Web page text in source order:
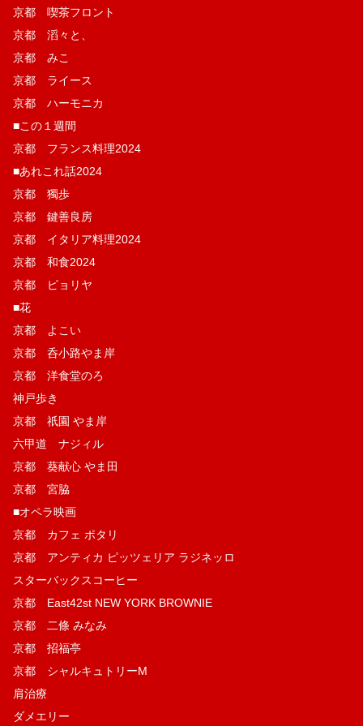
京都 喫茶フロント
京都 滔々と、
京都 みこ
京都 ライース
京都 ハーモニカ
■この１週間
京都 フランス料理2024
■あれこれ話2024
京都 獨歩
京都 鍵善良房
京都 イタリア料理2024
京都 和食2024
京都 ピョリヤ
■花
京都 よこい
京都 呑小路やま岸
京都 洋食堂のろ
神戸歩き
京都 祇園 やま岸
六甲道 ナジィル
京都 葵献心 やま田
京都 宮脇
■オペラ映画
京都 カフェ ポタリ
京都 アンティカ ピッツェリア ラジネッロ
スターバックスコーヒー
京都 East42st NEW YORK BROWNIE
京都 二條 みなみ
京都 招福亭
京都 シャルキュトリーM
肩治療
ダメエリー